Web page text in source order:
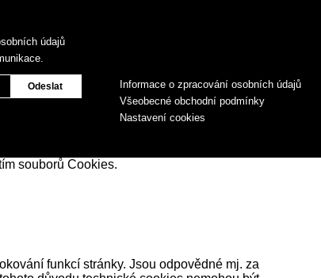
Informace o zpracování osobních údajů
Všeobecné obchodní podmínky
Nastavení cookies
údajů
souborů Cookies.
funkcí stránky. Jsou odpovědné mj. za